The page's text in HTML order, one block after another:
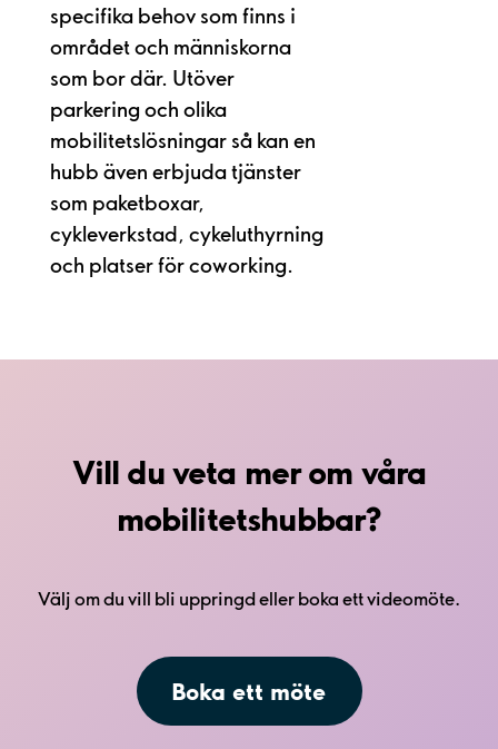
specifika behov som finns i
området och människorna
som bor där. Utöver
parkering och olika
mobilitetslösningar så kan en
hubb även erbjuda tjänster
som paketboxar,
cykleverkstad, cykeluthyrning
och platser för coworking.
Vill du veta mer om våra
mobilitetshubbar?
Välj om du vill bli uppringd eller boka ett videomöte.
Boka ett möte